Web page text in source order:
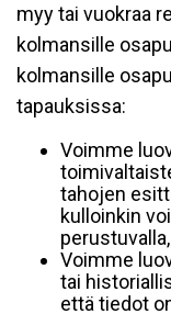
myy tai vuokraa
kolmansille
kolmansille
tapauksissa:
Voimme
tahojen
kulloinkin
Voimme
tai
että tiedot